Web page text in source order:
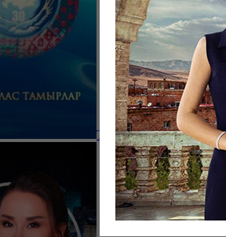
Тағдырлас тамырлар